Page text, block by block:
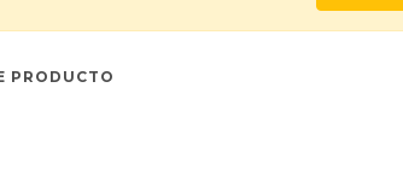
PRODUCTO